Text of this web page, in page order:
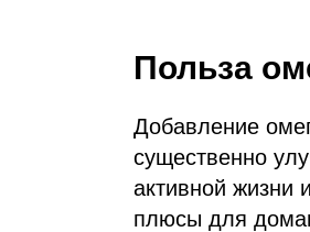
Польза
Добавление
существенно
активной жизни
плюсы для